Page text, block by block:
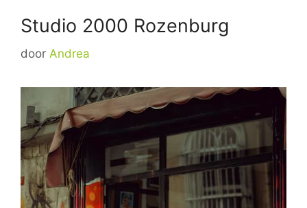
Studio 2000 Rozenburg
door Andrea